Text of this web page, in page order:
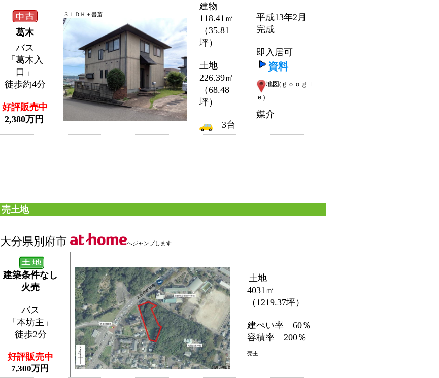
葛木
バス
「葛木入
口」
徒歩約4分
好評販売中
2,380万円
３ＬＤＫ＋書斎
建物
118.41㎡
（35.81
坪）
土地
226.39㎡
（68.48
坪）
3台
平成13年2月
完成
即入居可
資料
地図(ｇｏｏｇｌ
ｅ)
媒介
売土地
大分県別府市 へジャンプします
建築条件なし
火売
バス
「本坊主」
徒歩2分
好評販売中
7,300万円
土地
4031㎡
（1219.37坪）
建ぺい率 60％
容積率 200％
売主